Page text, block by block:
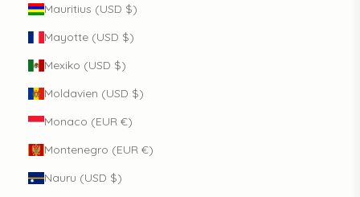
Mauritius (USD $)
Mayotte (USD $)
Mexiko (USD $)
Moldavien (USD $)
Monaco (EUR €)
Montenegro (EUR €)
Nauru (USD $)